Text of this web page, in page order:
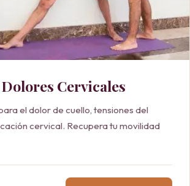
Cervicales
el dolor de cuello, tensiones del
cervical. Recupera tu movilidad